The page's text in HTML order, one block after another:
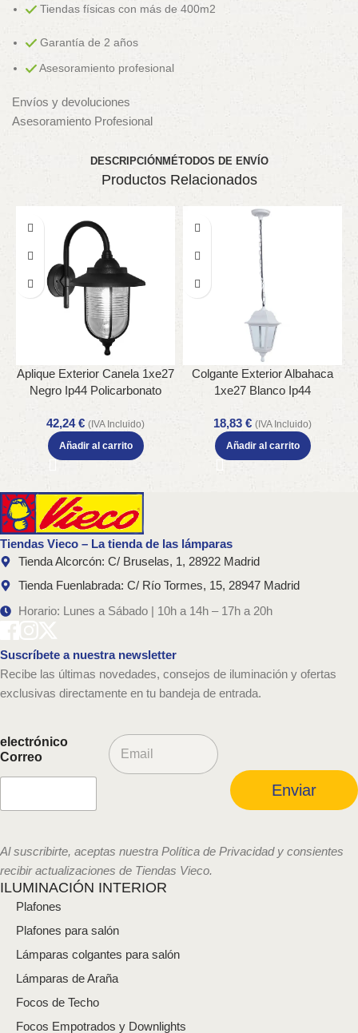
Tiendas físicas con más de 400m2
Garantía de 2 años
Asesoramiento profesional
Envíos y devoluciones
Asesoramiento Profesional
DESCRIPCIÓN MÉTODOS DE ENVÍO
Productos Relacionados
Aplique Exterior Canela 1xe27
Negro Ip44 Policarbonato
42,24€ (IVA Incluido)
Añadir al carrito
Colgante Exterior Albahaca
1xe27 Blanco Ip44
18,83 € (IVA Incluido)
Añadir al carrito
Tiendas Vieco – La tienda de las lámparas
Tienda Alcorcón: C/ Bruselas, 1, 28922 Madrid
Tienda Fuenlabrada: C/ Río Tormes, 15, 28947 Madrid
Horario: Lunes a Sábado | 10h a 14h – 17h a 20h
Suscríbete a nuestra newsletter
Recibe las últimas novedades, consejos de iluminación y ofertas
exclusivas directamente en tu bandeja de entrada.
electrónico
Correo
C
o
l
c
t
ó
n
i
o
Enviar
Al suscribirte, aceptas nuestra Política de Privacidad y consientes
recibir actualizaciones de Tiendas Vieco.
ILUMINACIÓN INTERIOR
Plafones
Plafones para salón
Lámparas colgantes para salón
Lámparas de Araña
Focos de Techo
Focos Empotrados y Downlights